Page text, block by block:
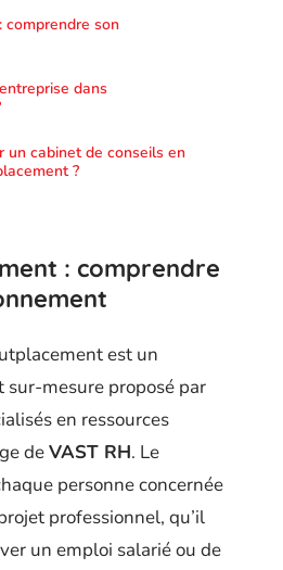
comprendre son
dans
un cabinet de conseils en
?
: comprendre
est un
sur-mesure proposé par
en ressources
deVAST RH. Le
personne concernée
professionnel, qu’il
un emploi salarié ou de